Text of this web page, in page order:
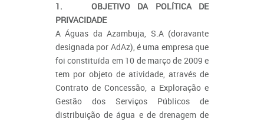
1. OBJETIVO DA POLÍTICA DE
PRIVACIDADE
A Águas da Azambuja, S.A (doravante
designada por AdAz), é uma empresa que
foi constituída em 10 de março de 2009 e
tem por objeto de atividade, através de
Contrato de Concessão, a Exploração e
Gestão dos Serviços Públicos de
distribuição de água e de drenagem de